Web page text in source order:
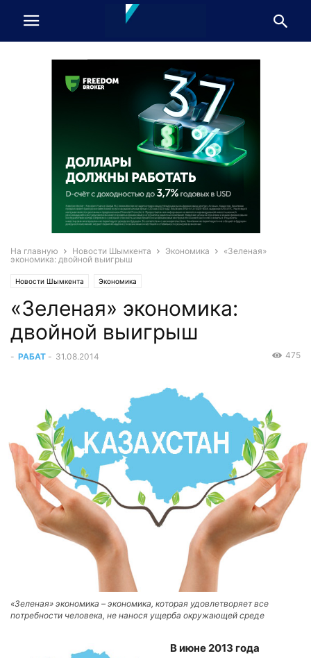
На главную Новости Шымкента Экономика
«Зеленая»
экономика: двойной выигрыш
Новости Шымкента Экономика
«Зеленая» экономика:
двойной выигрыш
- РАБАТ - 31.08.2014 475
«Зеленая» экономика – экономика, которая удовлетворяет все
потребности человека, не нанося ущерба окружающей среде
В июне 2013 года